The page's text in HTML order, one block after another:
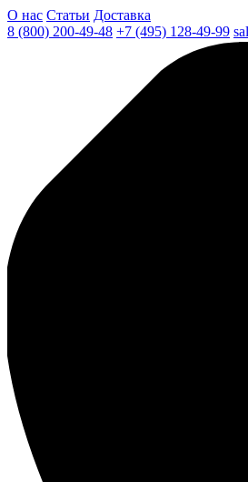
О нас Статьи Доставка
8 (800) 200-49-48 +7 (495) 128-49-99